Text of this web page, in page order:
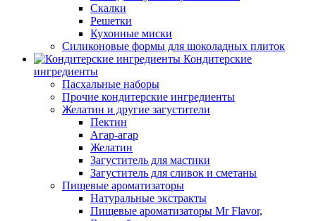
Скалки
Решетки
Кухонные миски
Силиконовые формы для шоколадных плиток
Кондитерские
ингредиенты
Пасхальные наборы
Прочие кондитерские ингредиенты
Желатин и другие загустители
Пектин
Агар-агар
Желатин
Загуститель для мастики
Загуститель для сливок и сметаны
Пищевые ароматизаторы
Натуральные экстракты
Пищевые ароматизаторы Mr Flavor,